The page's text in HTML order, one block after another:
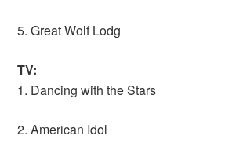
5. Great Wolf Lodg
TV:
1. Dancing with the Stars
2. American Idol